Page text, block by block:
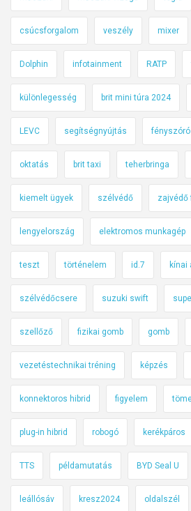
csúcsforgalom veszély mixer
Dolphin infotainment RATP
különlegesség brit mini túra 2024
LEVC segítségnyújtás fényszóró
oktatás brit taxi teherbringa
kiemelt ügyek szélvédő zajvédő
lengyelország elektromos munkagép
teszt történelem id.7 kínai
szélvédőcsere suzuki swift
szellőző fizikai gomb gomb
vezetéstechnikai tréning képzés
konnektoros hibrid figyelem
plug-in hibrid robogó kerékpáros
TTS példamutatás BYD Seal U
leállósáv kresz2024 oldalszél